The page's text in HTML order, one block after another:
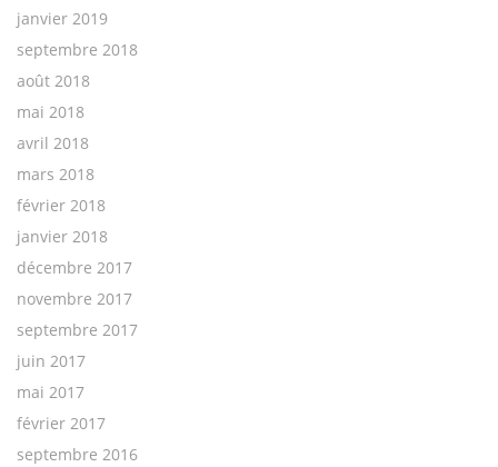
janvier 2019
septembre 2018
août 2018
mai 2018
avril 2018
mars 2018
février 2018
janvier 2018
décembre 2017
novembre 2017
septembre 2017
juin 2017
mai 2017
février 2017
septembre 2016